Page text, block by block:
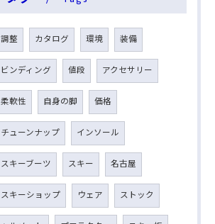
調整 カタログ 環境 装備
ビンディング 値段 アクセサリー
柔軟性 自身の脚 価格
チューンナップ インソール
スキーブーツ スキー 名古屋
スキーショップ ウェア ストック